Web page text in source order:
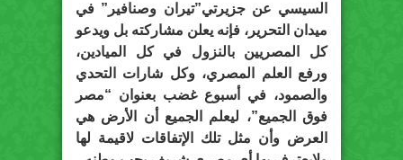
السيسي عنجزيرتي”تيران وصنافير” في
ميدان التحرير، فإنه يعلن مشاركته بل ويدعو
كل المصريين بالنزول في كل الميادين،
ورفع العلم المصري، وكل شارات التحدي
والصمود، في أسبوع غضب بعنوان “مصر
فوق الجميع”، ليعلم الجميع أن الأرض هي
العرض وأن مثل تلك الإتفاقات لاقيمة لها